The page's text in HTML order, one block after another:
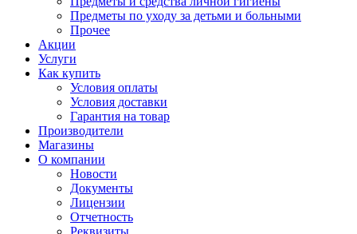
Предметы по уходу за детьми и больными
Прочее
Акции
Услуги
Как купить
Условия оплаты
Условия доставки
Гарантия на товар
Производители
Магазины
О компании
Новости
Документы
Лицензии
Отчетность
Реквизиты